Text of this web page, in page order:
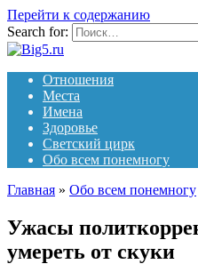
Перейти к содержанию
Search for:
Отношения
Места
Имена
Здоровье
Светский цирк
Обо всем понемногу
Главная » Обо всем понемногу
Ужасы
умереть от скуки